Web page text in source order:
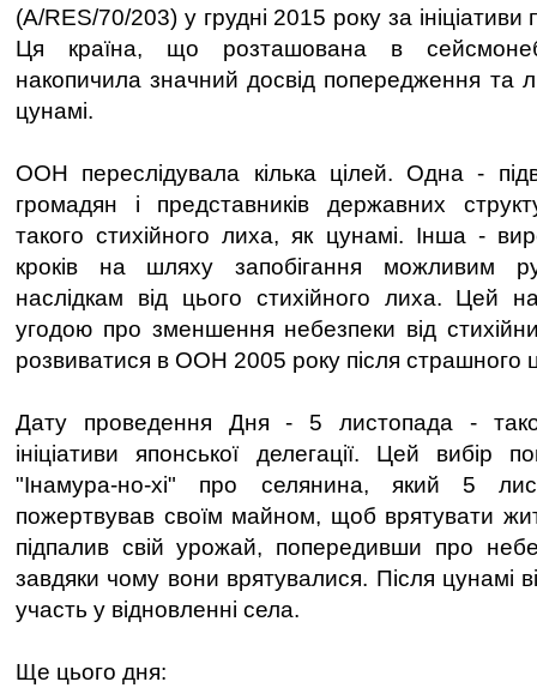
(A/RES/70/203) у грудні 2015 року за ініціативи
Ця країна, що розташована в
накопичила значний досвід попередження та
цунамі.
ООН переслідувала кілька цілей. Одна -
громадян і представників державних
такого стихійного лиха, як цунамі. Інша -
кроків на шляху запобігання можливим
наслідкам від цього стихійного лиха. Цей
угодою про зменшення небезпеки від
розвиватися в ООН 2005 року після страшного
Дату проведення Дня - 5 листопада -
ініціативи японської делегації. Цей вибір
"Інамура-но-хі" про селянина, який 5
пожертвував своїм майном, щоб врятувати
підпалив свій урожай, попередивши про
завдяки чому вони врятувалися. Після цунамі
участь у відновленні села.
Ще цього дня: